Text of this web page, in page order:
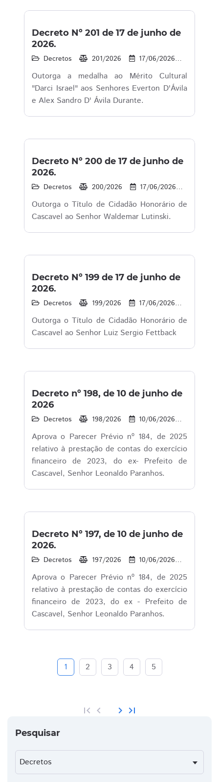
Decreto Nº 201 de 17 de junho de
2026.
Decretos 201/2026 17/06/2026
Outorga a medalha ao Mérito Cultural
"Darci Israel" aos Senhores Everton D'Ávila
e Alex Sandro D' Ávila Durante.
Decreto Nº 200 de 17 de junho de
2026.
Decretos 200/2026 17/06/2026
Outorga o Título de Cidadão Honorário de
Cascavel ao Senhor Waldemar Lutinski.
Decreto Nº 199 de 17 de junho de
2026.
Decretos 199/2026 17/06/2026
Outorga o Título de Cidadão Honorário de
Cascavel ao Senhor Luiz Sergio Fettback
Decreto nº 198, de 10 de junho de
2026
Decretos 198/2026 10/06/2026
Aprova o Parecer Prévio nº 184, de 2025
relativo à prestação de contas do exercício
financeiro de 2023, do ex- Prefeito de
Cascavel, Senhor Leonaldo Paranhos.
Decreto Nº 197, de 10 de junho de
2026.
Decretos 197/2026 10/06/2026
Aprova o Parecer Prévio nº 184, de 2025
relativo à prestação de contas do exercício
financeiro de 2023, do ex - Prefeito de
Cascavel, Senhor Leonaldo Paranhos.
first_page chevron_left
1 2 3 4 5
chevron_right last_page
Pesquisar